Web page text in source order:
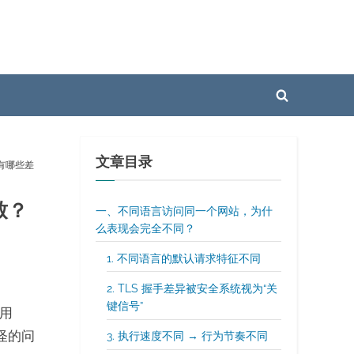
Toggle
哪些差
的问
文章目录
一、不同语言访问同一个网站，为什
么表现会完全不同？
1. 不同语言的默认请求特征不同
2. TLS 握手差异被安全系统视为“关
键信号”
3. 执行速度不同 → 行为节奏不同